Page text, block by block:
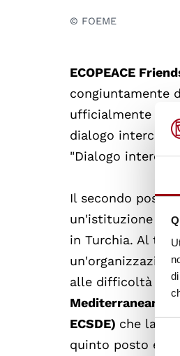
del
© FOEME
ECOPEACE
congiuntamente
ufficialmente
dialogo
"Dialogo
Il secondo posto
un'istituzione
in Turchia. Al
alle difficoltà
Mediterranean
ECSDE) che
quinto posto è